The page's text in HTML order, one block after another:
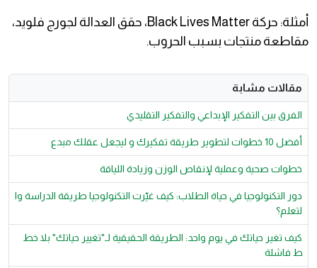
أمثلة: حركة Black Lives Matter، حقق العدالة لجورج فلويد،
مقاطعة منتجات بسبب الحروب.
مقالات مشابة
الفرق بين التفكير الإبداعي والتفكير التقليدي
أفضل 10 خطوات لتطوير طريقة تفكيرك و ليجعل عقلك مبدع
​خطوات صحية وعملية لإنقاص الوزن وزيادة اللياقة
دور التكنولوجيا في حياة الطلاب: كيف غيّرت التكنولوجيا طريقة الدراسة وا
لتعلم؟
كيف تغير حياتك في يوم واحد: الطريقة الحقيقية لـ"تغيير حياتك" بلا خط
ط فاشلة